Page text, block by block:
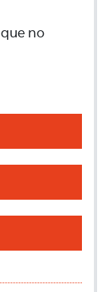
que no